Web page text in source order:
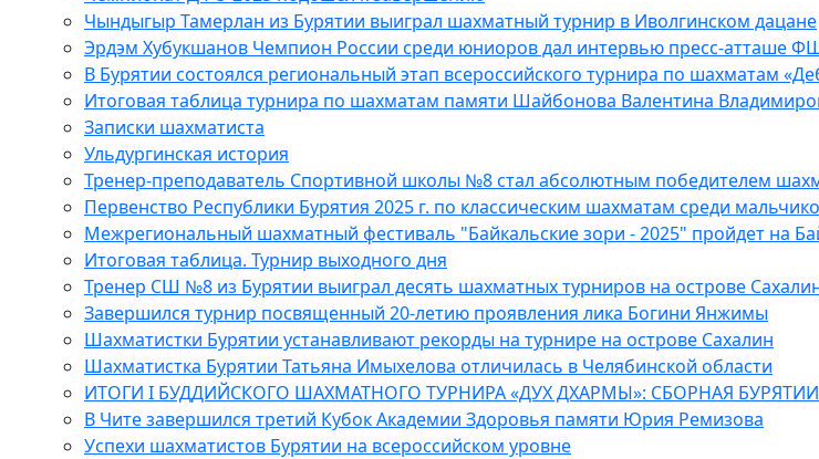
Чындыгыр Тамерлан из Бурятии выиграл шахматный турнир в Иволгинском дацане
Эрдэм Хубукшанов Чемпион России среди юниоров дал интервью пресс-атташе
В Бурятии состоялся региональный этап всероссийского турнира по шахматам
Итоговая таблица турнира по шахматам памяти Шайбонова Валентина
Записки шахматиста
Ульдургинская история
Тренер-преподаватель Спортивной школы №8 стал абсолютным победителем
Первенство Республики Бурятия 2025 г. по классическим шахматам среди
Межрегиональный шахматный фестиваль "Байкальские зори - 2025" пройдет на
Итоговая таблица. Турнир выходного дня
Тренер СШ №8 из Бурятии выиграл десять шахматных турниров на острове
Завершился турнир посвященный 20-летию проявления лика Богини Янжимы
Шахматистки Бурятии устанавливают рекорды на турнире на острове Сахалин
Шахматистка Бурятии Татьяна Имыхелова отличилась в Челябинской области
ИТОГИ I БУДДИЙСКОГО ШАХМАТНОГО ТУРНИРА «ДУХ ДХАРМЫ»: СБОРНАЯ
В Чите завершился третий Кубок Академии Здоровья памяти Юрия Ремизова
Успехи шахматистов Бурятии на всероссийском уровне